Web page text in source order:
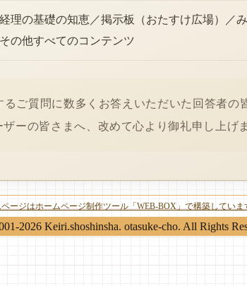
理の基礎の知恵／掲示板（おたすけ広場）／
の他すべてのコンテンツ
ご質問に数多くお答えいただいた回答者の
ーの皆さまへ、改めて心より御礼申し上げ
ージはホームページ制作ツール「WEB-BOX」で構築していま
2026 Keiri.shoshinsha. otasuke-cho. All Rights